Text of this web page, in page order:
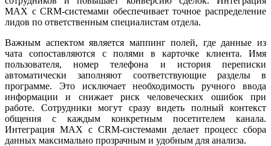
MAX с CRM-системами обеспечивает точное распределение
лидов по ответственным специалистам отдела.
Важным аспектом является маппинг полей, где данные из
чата сопоставляются с полями в карточке клиента. Имя
пользователя, номер телефона и история переписки
автоматически заполняют соответствующие разделы в
программе. Это исключает необходимость ручного ввода
информации и снижает риск человеческих ошибок при
работе. Сотрудники могут сразу видеть полный контекст
общения с каждым конкретным посетителем канала.
Интеграция MAX с CRM-системами делает процесс сбора
данных максимально прозрачным и удобным для анализа.